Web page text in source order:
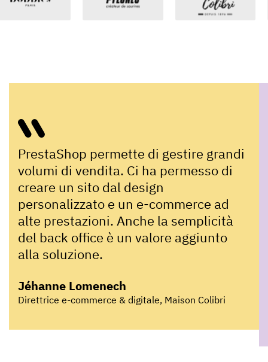
PrestaShop permette di gestire grandi
volumi di vendita. Ci ha permesso di
creare un sito dal design
personalizzato e un e-commerce ad
alte prestazioni. Anche la semplicità
del back office è un valore aggiunto
alla soluzione.
Jéhanne Lomenech
Direttrice e-commerce & digitale, Maison Colibri